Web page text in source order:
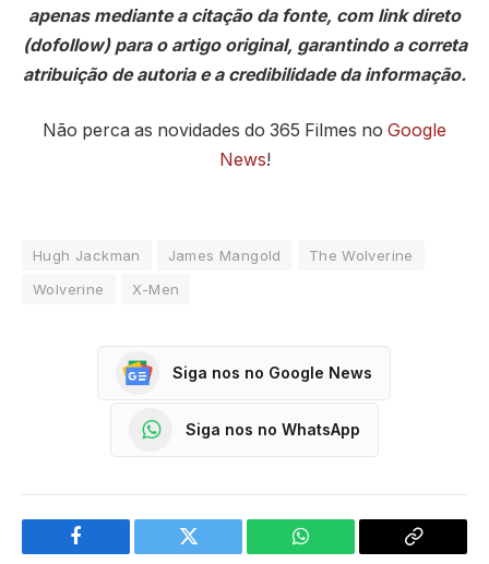
apenas mediante a citação da fonte, com link direto
(dofollow) para o artigo original, garantindo a correta
atribuição de autoria e a credibilidade da informação.
Não perca as novidades do 365 Filmes no Google
News!
Hugh Jackman James Mangold
The Wolverine
Wolverine
X-Men
Siga nos no Google News
Siga nos no WhatsApp
Facebook Twitter WhatsApp
Copy